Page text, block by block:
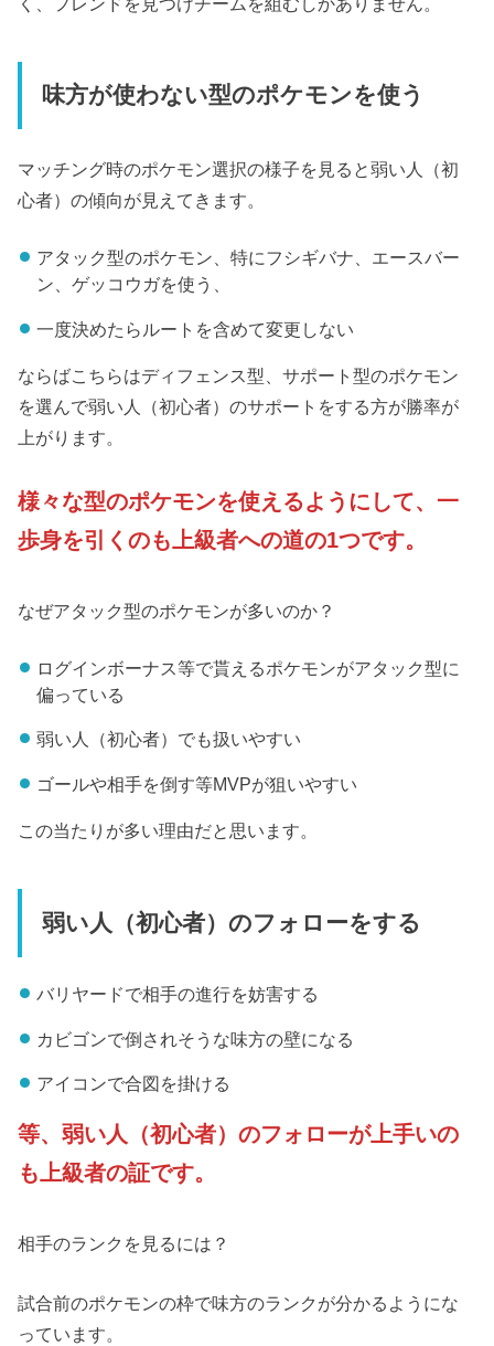
味方が使わない型のポケモンを使う
マッチング時のポケモン選択の様子を見ると弱い人（初
心者）の傾向が見えてきます。
アタック型のポケモン、特にフシギバナ、エースバー
ン、ゲッコウガを使う、
一度決めたらルートを含めて変更しない
ならばこちらはディフェンス型、サポート型のポケモン
を選んで弱い人（初心者）のサポートをする方が勝率が
上がります。
様々な型のポケモンを使えるようにして、一
歩身を引くのも上級者への道の1つです。
なぜアタック型のポケモンが多いのか？
ログインボーナス等で貰えるポケモンがアタック型に
偏っている
弱い人（初心者）でも扱いやすい
ゴールや相手を倒す等MVPが狙いやすい
この当たりが多い理由だと思います。
弱い人（初心者）のフォローをする
バリヤードで相手の進行を妨害する
カビゴンで倒されそうな味方の壁になる
アイコンで合図を掛ける
等、弱い人（初心者）のフォローが上手いの
も上級者の証です。
相手のランクを見るには？
試合前のポケモンの枠で味方のランクが分かるようにな
っています。